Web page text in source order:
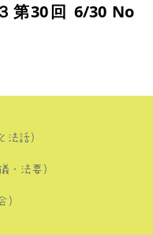
第30回 6/30 No
法話）
・法要）
）